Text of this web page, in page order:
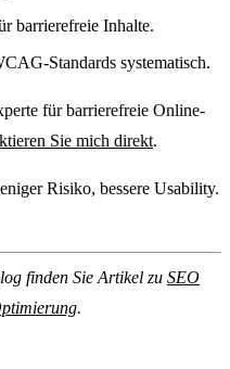
barrierefreie Inhalte.
Standards systematisch.
für barrierefreie Online-
Sie mich direkt.
Risiko, bessere Usability.
finden Sie Artikel zu SEO
.